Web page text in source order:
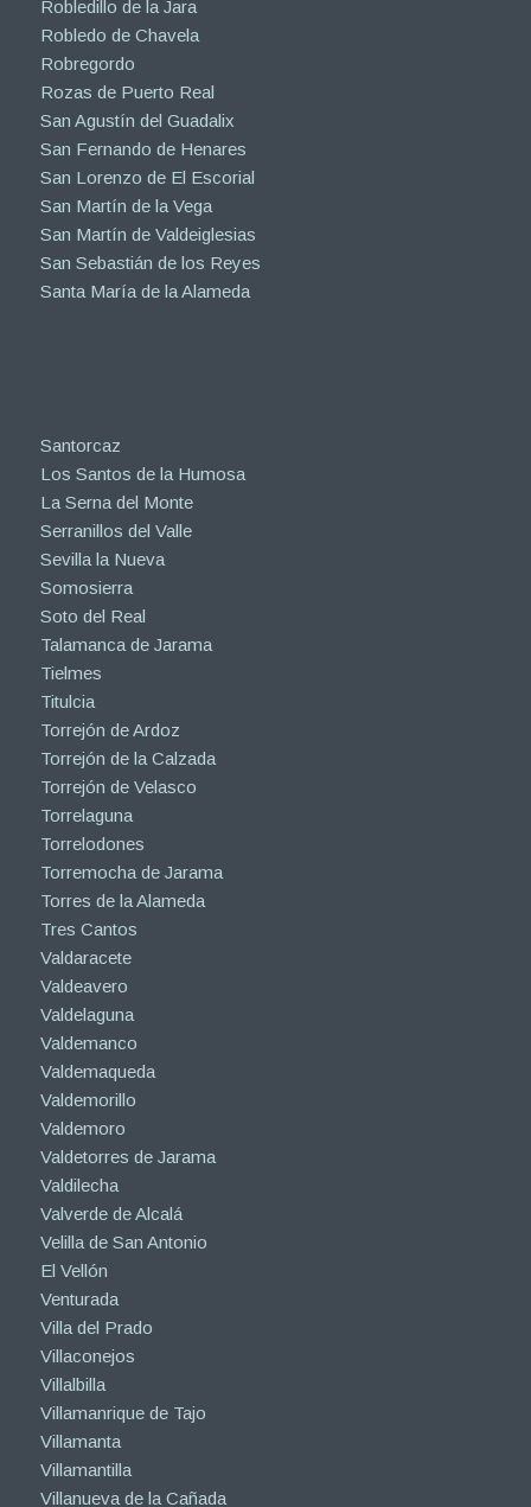
Robledillo de la Jara
Robledo de Chavela
Robregordo
Rozas de Puerto Real
San Agustín del Guadalix
San Fernando de Henares
San Lorenzo de El Escorial
San Martín de la Vega
San Martín de Valdeiglesias
San Sebastián de los Reyes
Santa María de la Alameda
Santorcaz
Los Santos de la Humosa
La Serna del Monte
Serranillos del Valle
Sevilla la Nueva
Somosierra
Soto del Real
Talamanca de Jarama
Tielmes
Titulcia
Torrejón de Ardoz
Torrejón de la Calzada
Torrejón de Velasco
Torrelaguna
Torrelodones
Torremocha de Jarama
Torres de la Alameda
Tres Cantos
Valdaracete
Valdeavero
Valdelaguna
Valdemanco
Valdemaqueda
Valdemorillo
Valdemoro
Valdetorres de Jarama
Valdilecha
Valverde de Alcalá
Velilla de San Antonio
El Vellón
Venturada
Villa del Prado
Villaconejos
Villalbilla
Villamanrique de Tajo
Villamanta
Villamantilla
Villanueva de la Cañada